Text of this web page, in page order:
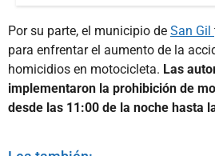
Por su parte, el municipio de San Gil
para enfrentar el aumento de la
homicidios en motocicleta. Las
implementaron la prohibición de
desde las 11:00 de la noche hasta